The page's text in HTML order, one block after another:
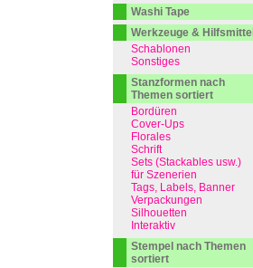
Washi Tape
Werkzeuge & Hilfsmittel
Schablonen
Sonstiges
Stanzformen nach
Themen sortiert
Bordüren
Cover-Ups
Florales
Schrift
Sets (Stackables usw.)
für Szenerien
Tags, Labels, Banner
Verpackungen
Silhouetten
Interaktiv
Stempel nach Themen
sortiert